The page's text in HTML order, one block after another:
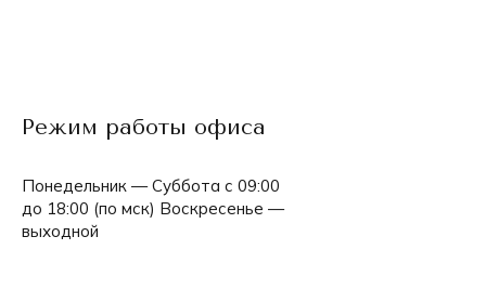
Режим работы офиса
Понедельник — Суббота с 09:00
до 18:00 (по мск) Воскресенье —
выходной